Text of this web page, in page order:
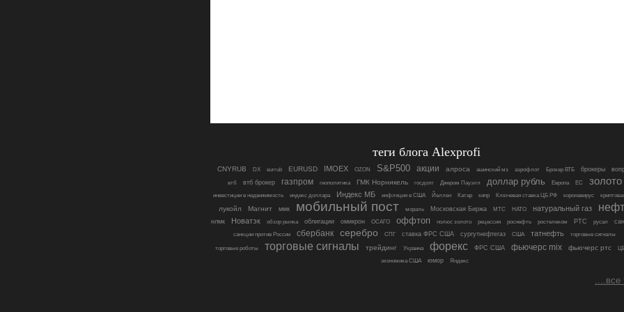
теги блога Alexprofi
CNYRUB DX eurrub EURUSD IMOEX OZON S&P500 акции алроса ашинский мз аэрофлот Брокер ВТБ брокеры
втб втб брокер газпром геополитика ГМК Норникель госдолг Джером Пауэлл доллар рубль Европа ЕС золото
инвестиции в недвижимость индекс доллара Индекс МБ инфляция в США Йеллен Катар кипр Ключевая ставка ЦБ РФ коронавирус
лукойл Магнит ммк мобильный пост мораль Московская Биржа МТС НАТО натуральный газ
нлмк Новатэк обзор рынка облигации омикрон ОСАГО оффтоп полюс золото рецессия роснефть ростелеком РТС русал
санкции против России сбербанк серебро СПГ ставка ФРС США сургутнефтегаз США татнефть торговые сигналы
торговые роботы торговые сигналы трейдинг Украина форекс ФРС США фьючерс mix фьючерс ртс
экономика США
юмор Яндекс
....все